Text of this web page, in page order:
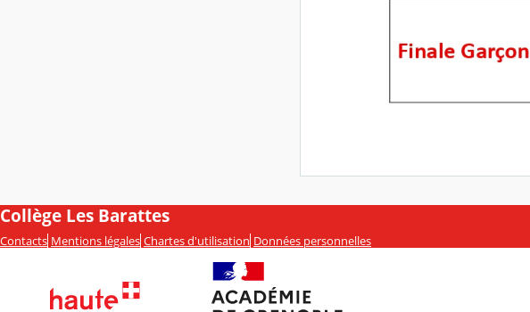
Collège Les Barattes
Contacts Mentions légales Chartes d'utilisation Données personnelles